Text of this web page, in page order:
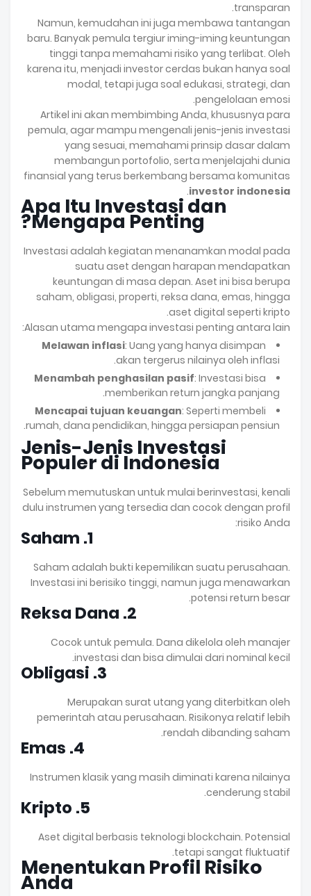
transparan.
Namun, kemudahan ini juga membawa tantangan
baru. Banyak pemula tergiur iming-iming keuntungan
tinggi tanpa memahami risiko yang terlibat. Oleh
karena itu, menjadi investor cerdas bukan hanya soal
modal, tetapi juga soal edukasi, strategi, dan
pengelolaan emosi.
Artikel ini akan membimbing Anda, khususnya para
pemula, agar mampu mengenali jenis-jenis investasi
yang sesuai, memahami prinsip dasar dalam
membangun portofolio, serta menjelajahi dunia
finansial yang terus berkembang bersama komunitas
investor indonesia
.
Apa Itu Investasi dan
Mengapa Penting?
Investasi adalah kegiatan menanamkan modal pada
suatu aset dengan harapan mendapatkan
keuntungan di masa depan. Aset ini bisa berupa
saham, obligasi, properti, reksa dana, emas, hingga
aset digital seperti kripto.
Alasan utama mengapa investasi penting antara lain:
Melawan inflasi: Uang yang hanya disimpan
akan tergerus nilainya oleh inflasi.
Menambah penghasilan pasif: Investasi bisa
memberikan return jangka panjang.
Mencapai tujuan keuangan: Seperti membeli
rumah, dana pendidikan, hingga persiapan pensiun.
Jenis-Jenis Investasi
Populer di Indonesia
Sebelum memutuskan untuk mulai berinvestasi, kenali
dulu instrumen yang tersedia dan cocok dengan profil
risiko Anda:
1. Saham
Saham adalah bukti kepemilikan suatu perusahaan.
Investasi ini berisiko tinggi, namun juga menawarkan
potensi return besar.
2. Reksa Dana
Cocok untuk pemula. Dana dikelola oleh manajer
investasi dan bisa dimulai dari nominal kecil.
3. Obligasi
Merupakan surat utang yang diterbitkan oleh
pemerintah atau perusahaan. Risikonya relatif lebih
rendah dibanding saham.
4. Emas
Instrumen klasik yang masih diminati karena nilainya
cenderung stabil.
5. Kripto
Aset digital berbasis teknologi blockchain. Potensial
tetapi sangat fluktuatif.
Menentukan Profil Risiko
Anda